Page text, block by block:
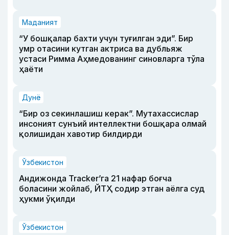
Маданият
“У бошқалар бахти учун туғилган эди”. Бир
умр отасини кутган актриса ва дубльяж
устаси Римма Аҳмедованинг синовларга тўла
ҳаёти
Дунё
“Бир оз секинлашиш керак”. Мутахассислар
инсоният сунъий интеллектни бошқара олмай
қолишидан хавотир билдирди
Ўзбекистон
Андижонда Tracker’га 21 нафар боғча
боласини жойлаб, ЙТҲ содир этган аёлга суд
ҳукми ўқилди
Ўзбекистон